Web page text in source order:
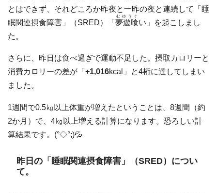
とはできず、それどころか昨夜と一昨の夜と連続して「睡
眠関連摂食障害」（SRED）「 夢遊喰
むゆうぐ
い」を起こしまし
た。
さらに、昨日は食べ過ぎで運動不足した。摂取カロリーと
消費カロリーの差が「 +1,016kcal 」と4桁に達してしまい
ました。
1週間で0.5㎏以上体重が増えたということは、8週間（約
2か月）で、4㎏以上増える計算になります。恐ろしい計
算結果です。(°◇°;)💦
昨日の「睡眠関連摂食障害」（SRED）につい
て。